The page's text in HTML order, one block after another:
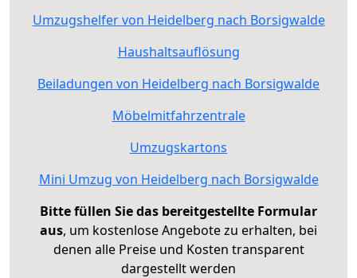
Umzugshelfer von Heidelberg nach Borsigwalde
Haushaltsauflösung
Beiladungen von Heidelberg nach Borsigwalde
Möbelmitfahrzentrale
Umzugskartons
Mini Umzug von Heidelberg nach Borsigwalde
Bitte füllen Sie das bereitgestellte Formular
aus, um kostenlose Angebote zu erhalten, bei
denen alle Preise und Kosten transparent
dargestellt werden